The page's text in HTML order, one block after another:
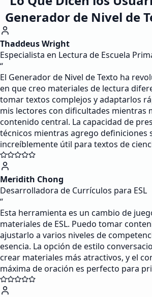
Generador de Nivel de
Thaddeus Wright
Especialista en Lectura de Escuela
“
El Generador de Nivel de Texto ha
en que creo materiales de lectura
tomar textos complejos y adaptarlos
mis lectores con dificultades mientras
contenido central. La capacidad de
técnicos mientras agrego definiciones
increíblemente útil para textos de
Meridith Chong
Desarrolladora de Currículos para ESL
“
Esta herramienta es un cambio de
materiales de ESL. Puedo tomar
ajustarlo a varios niveles de
esencia. La opción de estilo
crear materiales más atractivos, y el
máxima de oración es perfecto para